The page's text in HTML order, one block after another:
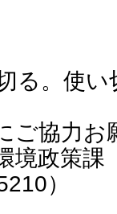
る。使
ご協力お
境政策
）